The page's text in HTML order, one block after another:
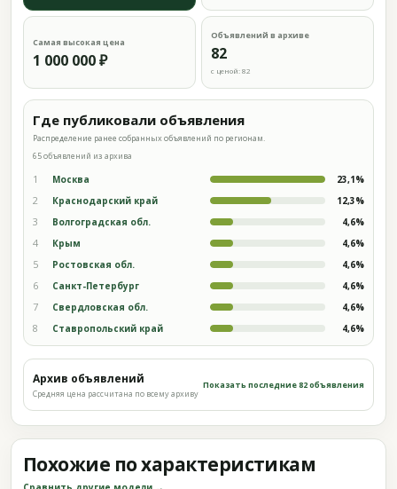
Самая высокая цена
1 000 000 ₽
Объявлений в архиве
82
с ценой: 82
Где публиковали объявления
Распределение ранее собранных объявлений по регионам.
65 объявлений из архива
1 Москва 23,1%
2 Краснодарский край 12,3%
3 Волгоградская обл. 4,6%
4 Крым 4,6%
5 Ростовская обл. 4,6%
6 Санкт-Петербург 4,6%
7 Свердловская обл. 4,6%
8 Ставропольский край 4,6%
Архив объявлений
Средняя цена рассчитана по всему архиву
Показать последние 82 объявления
Похожие по характеристикам